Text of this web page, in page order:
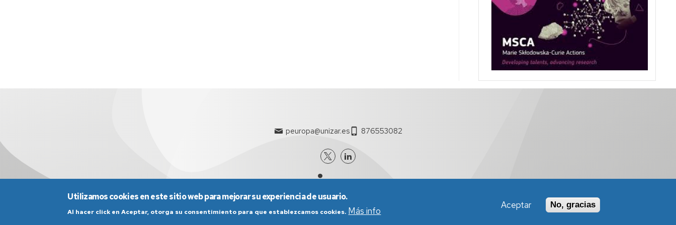
peuropa@unizar.es 876553082
Utilizamos cookies en este sitio web para mejorar su experiencia de usuario.
Al hacer click en Aceptar, otorga su consentimiento para que establezcamos cookies. Más info
Aceptar No, gracias